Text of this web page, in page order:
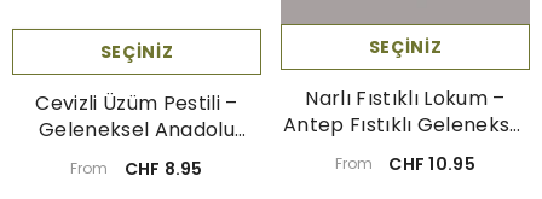
SEÇINIZ
Cevizli Üzüm Pestili –
Geleneksel Anadolu
Lezzeti | Doğal Meyve
Atıştırmalığı
From CHF 8.95
SEÇINIZ
Narlı Fıstıklı Lokum –
Antep Fıstıklı Geleneksel
Türk Tatlısı 250g
From CHF 10.95